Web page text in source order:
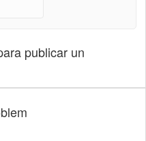
publicar un